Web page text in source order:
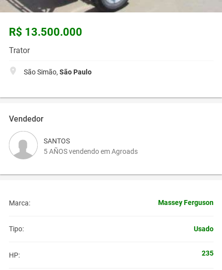
R$ 13.500.000
Trator
São Simão, São Paulo
Vendedor
SANTOS
5 AÑOS vendendo em Agroads
Marca: Massey Ferguson
Tipo: Usado
HP: 235